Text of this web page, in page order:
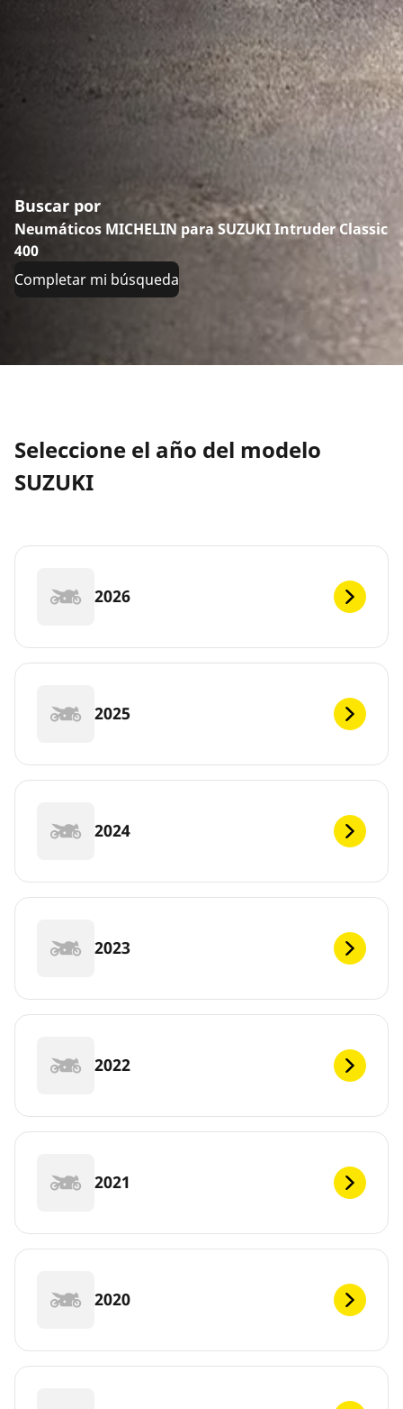
Buscar por
Neumáticos MICHELIN para SUZUKI Intruder Classic
400
Completar mi búsqueda
Seleccione el año del modelo
SUZUKI
2026
2025
2024
2023
2022
2021
2020